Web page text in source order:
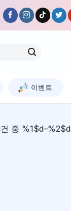
이벤트
중 %1$d–%2$d